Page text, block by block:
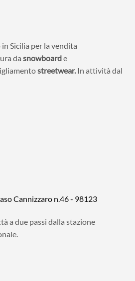
Sicilia per la vendita
da snowboarde
streetwear.In attività dal
Cannizzaro n.46 - 98123
a due passi dalla stazione